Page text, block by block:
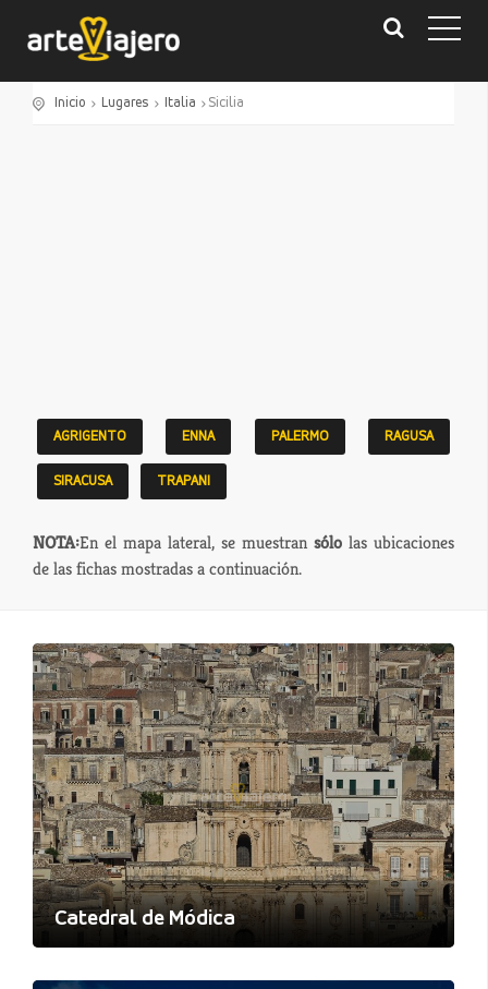
Inicio Lugares Italia Sicilia
AGRIGENTO ENNA PALERMO RAGUSA
SIRACUSA TRAPANI
NOTA:En el mapa lateral, se muestran sólo las ubicaciones
de las fichas mostradas a continuación.
Catedral de Módica